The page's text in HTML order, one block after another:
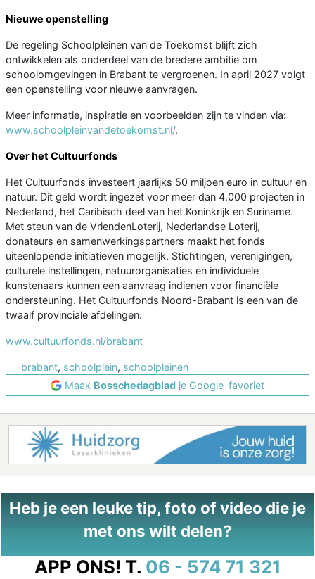
Nieuwe openstelling
De regeling Schoolpleinen van de Toekomst blijft zich
ontwikkelen als onderdeel van de bredere ambitie om
schoolomgevingen in Brabant te vergroenen. In april 2027 volgt
een openstelling voor nieuwe aanvragen.
Meer informatie, inspiratie en voorbeelden zijn te vinden via:
www.schoolpleinvandetoekomst.nl/.
Over het Cultuurfonds
Het Cultuurfonds investeert jaarlijks 50 miljoen euro in cultuur en
natuur. Dit geld wordt ingezet voor meer dan 4.000 projecten in
Nederland, het Caribisch deel van het Koninkrijk en Suriname.
Met steun van de VriendenLoterij, Nederlandse Loterij,
donateurs en samenwerkingspartners maakt het fonds
uiteenlopende initiatieven mogelijk. Stichtingen, verenigingen,
culturele instellingen, natuurorganisaties en individuele
kunstenaars kunnen een aanvraag indienen voor financiële
ondersteuning. Het Cultuurfonds Noord-Brabant is een van de
twaalf provinciale afdelingen.
www.cultuurfonds.nl/brabant
brabant, schoolplein, schoolpleinen
Maak Bosschedagblad je Google-favoriet
Heb je een leuke tip, foto of video die je
met ons wilt delen?
APP ONS! T. 06 - 574 71 321